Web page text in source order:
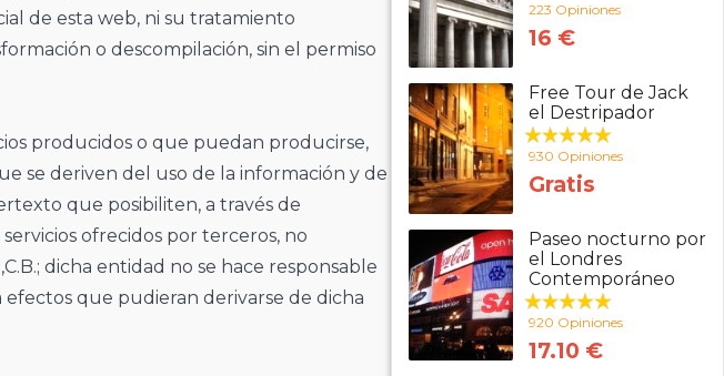
de esta web, ni su tratamiento
o descompilación, sin el permiso
producidos o que puedan producirse,
se deriven del uso de la información y de
que posibiliten, a través de
ofrecidos por terceros, no
dicha entidad no se hace responsable
que pudieran derivarse de dicha
223 Opiniones
16 €
Free Tour de Jack
el Destripador
930 Opiniones
Gratis
Paseo nocturno por
el Londres
Contemporáneo
920 Opiniones
17.10 €